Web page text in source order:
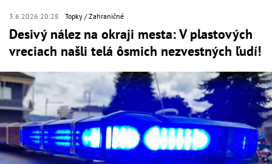
3.6.2026 20:28 Topky Zahraničné
Desivý nález na okraji mesta: V plastových
vreciach našli telá ôsmich nezvestných ľudí!